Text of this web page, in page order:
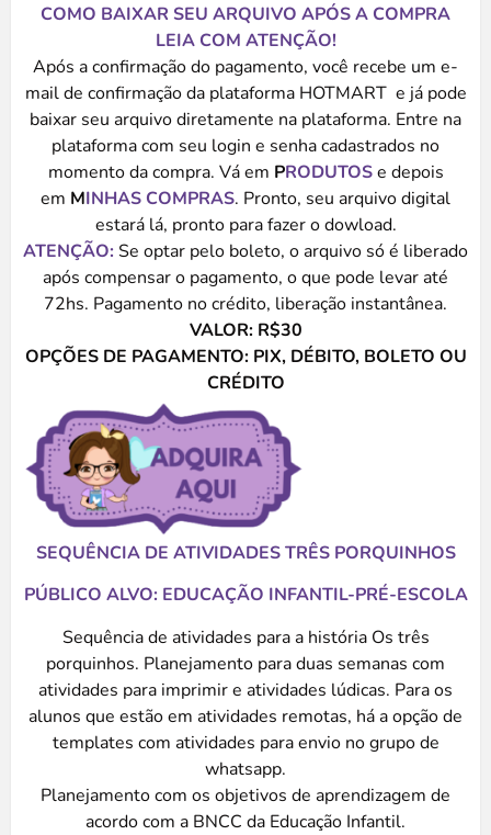
COMO BAIXAR SEU ARQUIVO APÓS A COMPRA
LEIA COM ATENÇÃO!
Após a confirmação do pagamento, você recebe um e-
mail de confirmação da plataforma HOTMART e já pode
baixar seu arquivo diretamente na plataforma. Entre na
plataforma com seu login e senha cadastrados no
momento da compra. Vá em PRODUTOSe depois
em MINHAS COMPRAS. Pronto, seu arquivo digital
estará lá, pronto para fazer o dowload.
ATENÇÃO:Se optar pelo boleto, o arquivo só é liberado
após compensar o pagamento, o que pode levar até
72hs. Pagamento no crédito, liberação instantânea.
VALOR: R$30
OPÇÕES DE PAGAMENTO: PIX, DÉBITO, BOLETO OU
CRÉDITO
SEQUÊNCIA DE ATIVIDADES TRÊS PORQUINHOS
PÚBLICO ALVO: EDUCAÇÃO INFANTIL-PRÉ-ESCOLA
Sequência de atividades para a história Os três
porquinhos. Planejamento para duas semanas com
atividades para imprimir e atividades lúdicas. Para os
alunos que estão em atividades remotas, há a opção de
templates com atividades para envio no grupo de
whatsapp.
Planejamento com os objetivos de aprendizagem de
acordo com a BNCC da Educação Infantil.